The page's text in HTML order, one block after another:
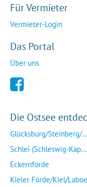
Für Vermieter
Vermieter-Login
Das Portal
Über uns
Die Ostsee
Glücksburg/Steinberg/...
Schlei (Schleswig-Kap...
Eckernförde
Kieler Förde/Kiel/Laboe